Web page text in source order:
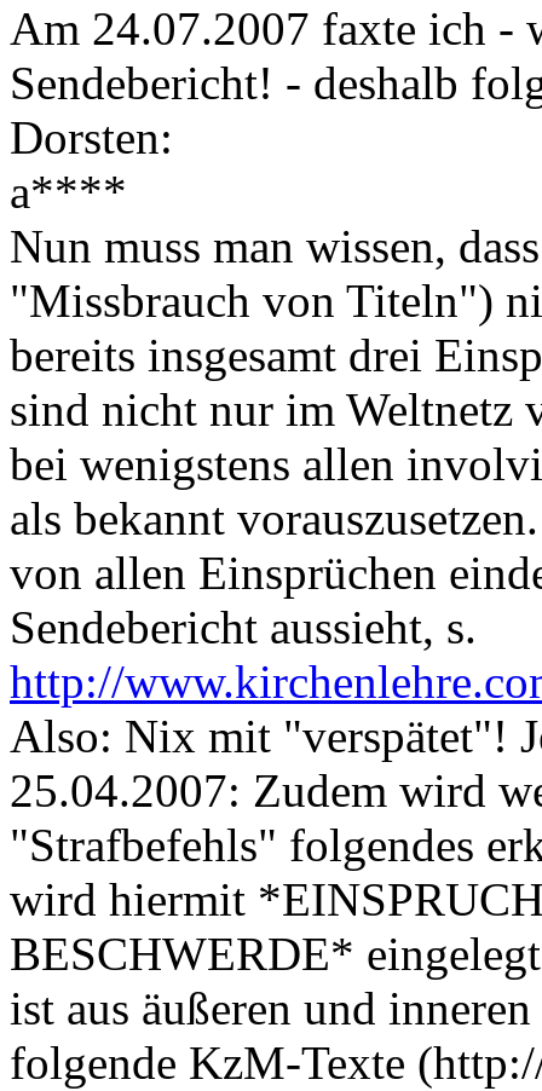
Am 24.07.2007 faxte ich -
Sendebericht! - deshalb
Dorsten:
a****
Nun muss man wissen,
"Missbrauch von Titeln")
bereits insgesamt drei
sind nicht nur im Weltnetz
bei wenigstens allen
als bekannt
von allen Einsprüchen
Sendebericht aussieht, s.
http://
Also: Nix mit "verspätet"!
25.04.2007: Zudem wird
"Strafbefehls" folgendes
wird hiermit
BESCHWERDE*
ist aus äußeren und
folgende KzM-Texte